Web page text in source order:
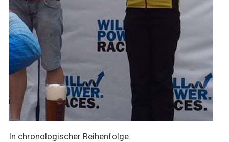
In chronologischer Reihenfolge: